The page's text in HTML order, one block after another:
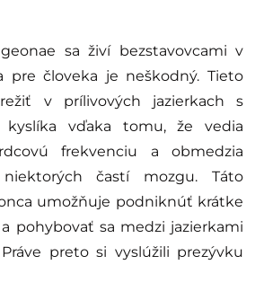
sa živí bezstavovcami v
pre človeka je neškodný. Tieto
v prílivových jazierkach s
kyslíka vďaka tomu, že vedia
frekvenciu a obmedzia
častí mozgu. Táto
umožňuje podniknúť krátke
pohybovať sa medzi jazierkami
preto si vyslúžili prezývku